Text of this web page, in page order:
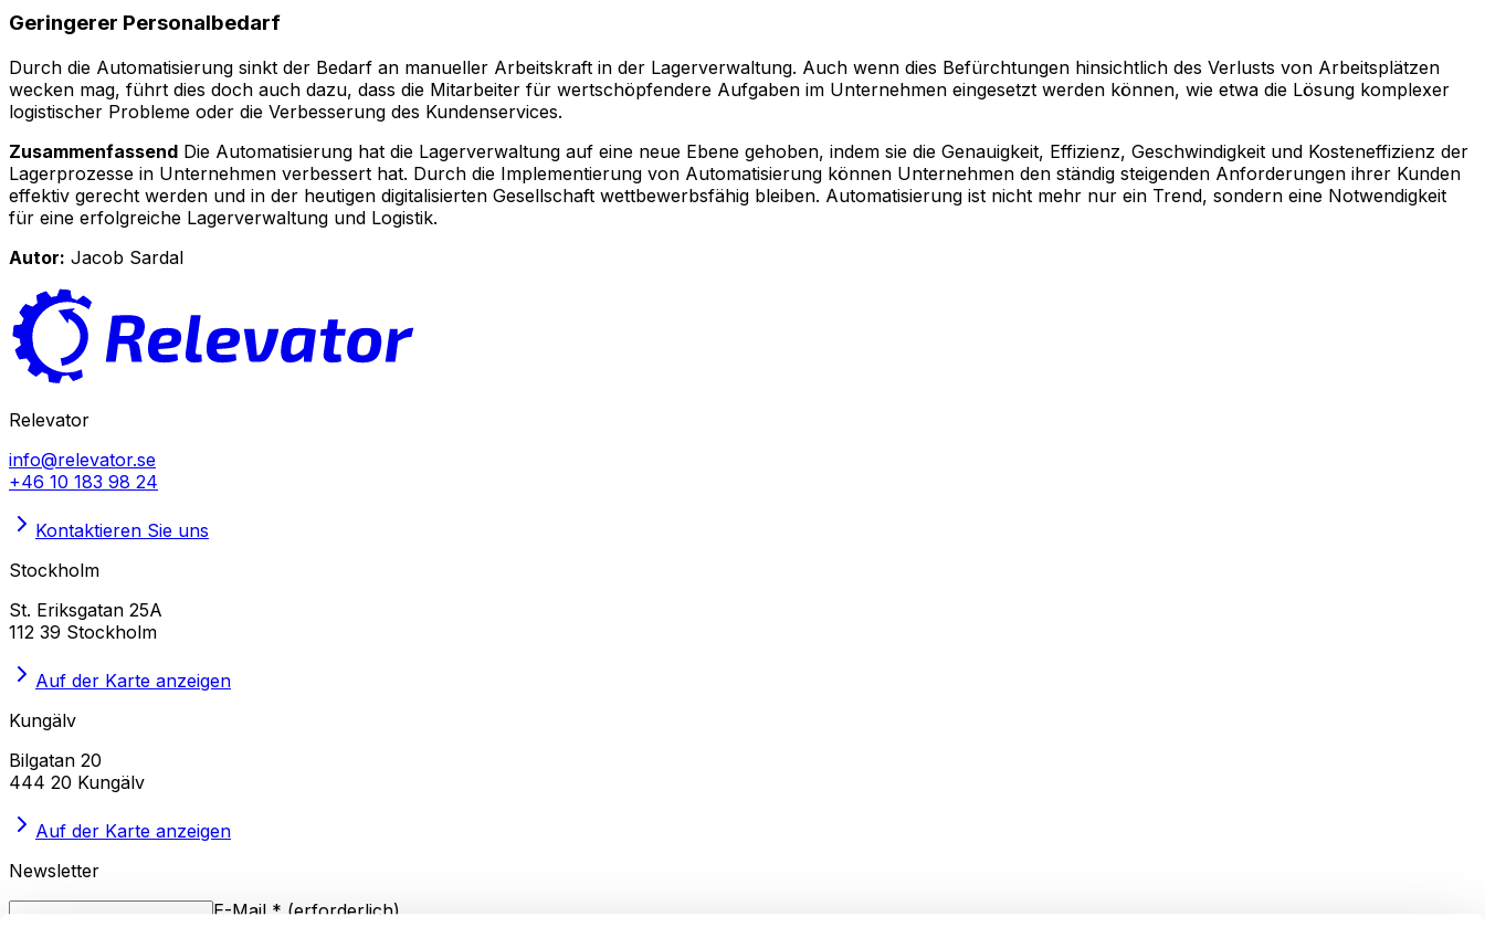
Geringerer Personalbedarf
Durch die Automatisierung sinkt der Bedarf an manueller Arbeitskraft in der Lagerverwaltung. Auch wenn dies Befürchtungen hinsichtlich des Verlusts von Arbeitsplätzen
wecken mag, führt dies doch auch dazu, dass die Mitarbeiter für wertschöpfendere Aufgaben im Unternehmen eingesetzt werden können, wie etwa die Lösung komplexer
logistischer Probleme oder die Verbesserung des Kundenservices.
Zusammenfassend Die Automatisierung hat die Lagerverwaltung auf eine neue Ebene gehoben, indem sie die Genauigkeit, Effizienz, Geschwindigkeit und Kosteneffizienz der
Lagerprozesse in Unternehmen verbessert hat. Durch die Implementierung von Automatisierung können Unternehmen den ständig steigenden Anforderungen ihrer Kunden
effektiv gerecht werden und in der heutigen digitalisierten Gesellschaft wettbewerbsfähig bleiben. Automatisierung ist nicht mehr nur ein Trend, sondern eine Notwendigkeit
für eine erfolgreiche Lagerverwaltung und Logistik.
Autor: Jacob Sardal
Relevator
info@relevator.se
+46 10 183 98 24
Kontaktieren Sie uns
Stockholm
St. Eriksgatan 25A
112 39 Stockholm
Auf der Karte anzeigen
Kungälv
Bilgatan 20
444 20 Kungälv
Auf der Karte anzeigen
Newsletter
E-Mail * (erforderlich)